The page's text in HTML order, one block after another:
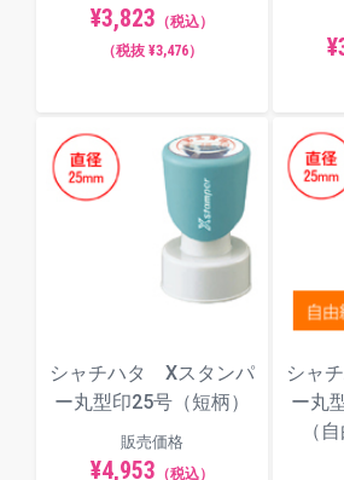
⇒「FAX済」「請求書在中」「親
既製品のXスタンパ―はアスク
・パプリとアスクルWebサイト
・パプリ会員の方は、別途アス
¥3,823 （税込）
（税抜 ¥3,476）
シャチハタ Xスタンパ
ー丸型印25号（短柄）
販売価格
¥4,953 （税込）
シャ
ー丸
（